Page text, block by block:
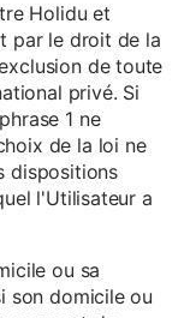
Holidu et
par le droit de la
de toute
privé. Si
1 ne
de la loi ne
dispositions
l'Utilisateur a
ou sa
son domicile ou